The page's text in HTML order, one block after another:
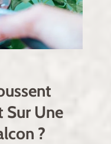
Sur Une
?